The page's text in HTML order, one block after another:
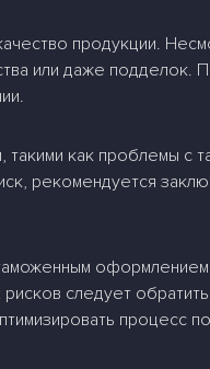
продукции.
или даже подделок.
такими как проблемы с
рекомендуется
следует
процесс